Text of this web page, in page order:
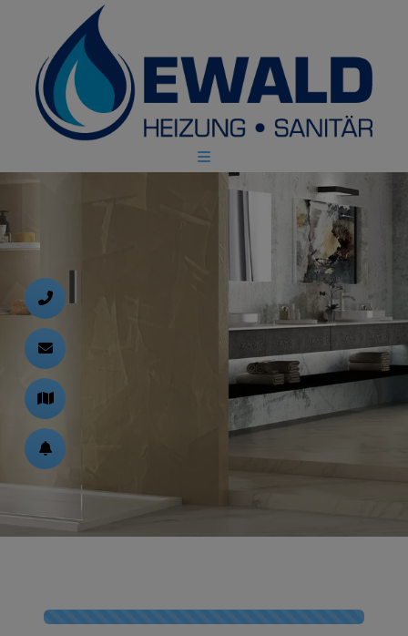
schließen
schließen
und schließen